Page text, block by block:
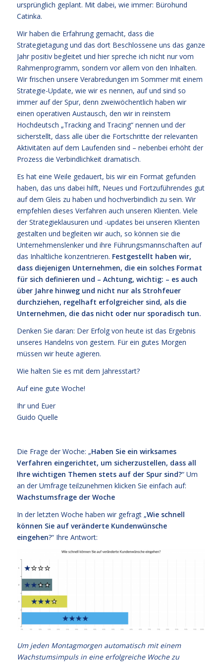
ursprünglich geplant. Mit dabei, wie immer: Bürohund
Catinka.
Wir haben die Erfahrung gemacht, dass die
Strategietagung und das dort Beschlossene uns das ganze
Jahr positiv begleitet und hier spreche ich nicht nur vom
Rahmenprogramm, sondern vor allem von den Inhalten.
Wir frischen unsere Verabredungen im Sommer mit einem
Strategie-Update, wie wir es nennen, auf und sind so
immer auf der Spur, denn zweiwöchentlich haben wir
einen operativen Austausch, den wir in reinstem
Hochdeutsch „Tracking and Tracing“ nennen und der
sicherstellt, dass alle über die Fortschritte der relevanten
Aktivitäten auf dem Laufenden sind – nebenbei erhöht der
Prozess die Verbindlichkeit dramatisch.
Es hat eine Weile gedauert, bis wir ein Format gefunden
haben, das uns dabei hilft, Neues und Fortzuführendes gut
auf dem Gleis zu haben und hochverbindlich zu sein. Wir
empfehlen dieses Verfahren auch unseren Klienten. Viele
der Strategieklausuren und -updates bei unseren Klienten
gestalten und begleiten wir auch, so können sie die
Unternehmenslenker und ihre Führungsmannschaften auf
das Inhaltliche konzentrieren. Festgestellt haben wir,
dass diejenigen Unternehmen, die ein solches Format
für sich definieren und – Achtung, wichtig: – es auch
über Jahre hinweg und nicht nur als Strohfeuer
durchziehen, regelhaft erfolgreicher sind, als die
Unternehmen, die das nicht oder nur sporadisch tun.
Denken Sie daran: Der Erfolg von heute ist das Ergebnis
unseres Handelns von gestern. Für ein gutes Morgen
müssen wir heute agieren.
Wie halten Sie es mit dem Jahresstart?
Auf eine gute Woche!
Ihr und Euer
Guido Quelle
Die Frage der Woche: „Haben Sie ein wirksames
Verfahren eingerichtet, um sicherzustellen, dass all
Ihre wichtigen Themen stets auf der Spur sind?“ Um
an der Umfrage teilzunehmen klicken Sie einfach auf:
Wachstumsfrage der Woche
In der letzten Woche haben wir gefragt „Wie schnell
können Sie auf veränderte Kundenwünsche
eingehen?“ Ihre Antwort:
Um jeden Montagmorgen automatisch mit einem
Wachstumsimpuls in eine erfolgreiche Woche zu